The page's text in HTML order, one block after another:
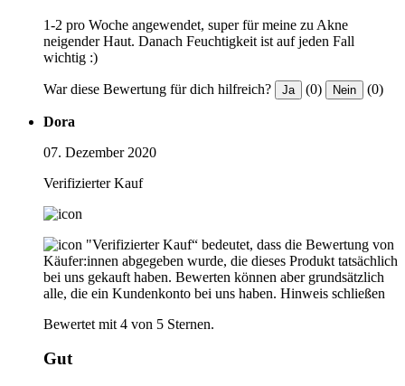
1-2 pro Woche angewendet, super für meine zu Akne
neigender Haut. Danach Feuchtigkeit ist auf jeden Fall
wichtig :)
War diese Bewertung für dich hilfreich? Ja (0) Nein (0)
Dora
07. Dezember 2020
Verifizierter Kauf
"Verifizierter Kauf“ bedeutet, dass die Bewertung von
Käufer:innen abgegeben wurde, die dieses Produkt tatsächlich
bei uns gekauft haben. Bewerten können aber grundsätzlich
alle, die ein Kundenkonto bei uns haben. Hinweis schließen
Bewertet mit 4 von 5 Sternen.
Gut